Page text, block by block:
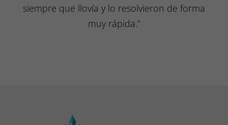
siempre que llovía y lo resolvieron de forma
muy rápida.”